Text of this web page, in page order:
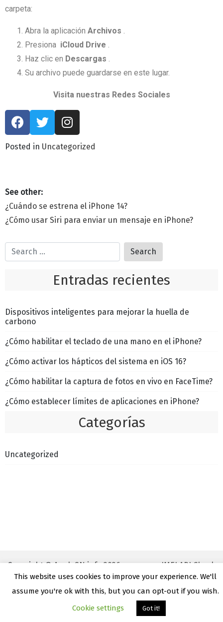
carpeta:
Abra la aplicación Archivos .
Presiona iCloud Drive .
Haz clic en Descargas .
Su archivo puede guardarse en este lugar.
Visita nuestras Redes Sociales
Posted in Uncategorized
¿Cuándo se estrena el iPhone 14?
¿Cómo usar Siri para enviar un mensaje en iPhone?
Entradas recientes
Dispositivos inteligentes para mejorar la huella de
carbono
¿Cómo habilitar el teclado de una mano en el iPhone?
¿Cómo activar los hápticos del sistema en iOS 16?
¿Cómo habilitar la captura de fotos en vivo en FaceTime?
¿Cómo establecer límites de aplicaciones en iPhone?
Categorías
Uncategorized
Copyright ©AppleSN.info 2026 IMEI API Check
This website uses cookies to improve your experience. We'll
assume you're ok with this, but you can opt-out if you wish.
Cookie settings
Got it!